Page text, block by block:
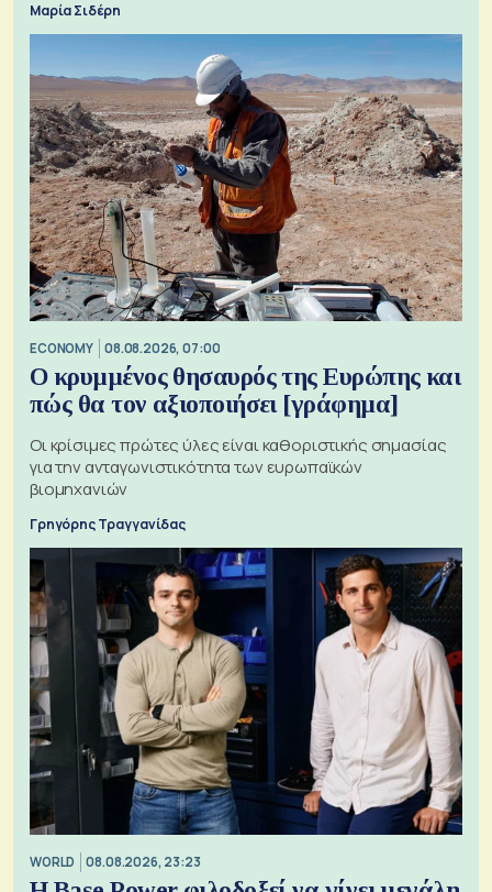
Μαρία Σιδέρη
ECONOMY 08.08.2026, 07:00
Ο κρυμμένος θησαυρός της Ευρώπης και
πώς θα τον αξιοποιήσει [γράφημα]
Οι κρίσιμες πρώτες ύλες είναι καθοριστικής σημασίας
για την ανταγωνιστικότητα των ευρωπαϊκών
βιομηχανιών
Γρηγόρης Τραγγανίδας
WORLD 08.08.2026, 23:23